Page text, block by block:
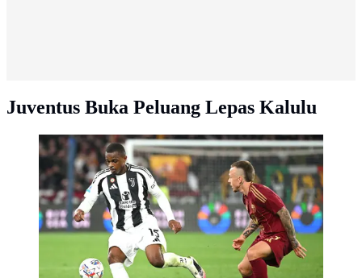
Juventus Buka Peluang Lepas Kalulu